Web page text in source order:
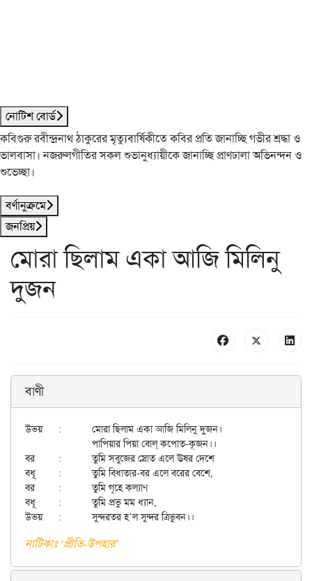
নোটিশ বোর্ড
কবিগুরু রবীন্দ্রনাথ ঠাকুরের মৃত্যুবার্ষিকীতে কবির প্রতি জানাচ্ছি গভীর শ্রদ্ধা ও
ভালবাসা। নজরুলগীতির সকল শুভানুধ্যায়ীকে জানাচ্ছি প্রাণঢালা অভিনন্দন ও
শুভেচ্ছা।
বর্ণানুক্রমে
জনপ্রিয়
মোরা ছিলাম একা আজি মিলিনু
দুজন
বাণী
উভয়	:	মোরা ছিলাম একা আজি মিলিনু দুজন।
বর	:	তুমি সবুজের স্রোত এলে ঊষর দেশে
বধূ	:	তুমি বিধাতার-বর এলে বরের বেশে,
বর	:	তুমি গৃহে কল্যাণ
বধূ	:	তুমি প্রভু মম ধ্যান,
নাটিকাঃ ‘প্রীতি-উপহার’